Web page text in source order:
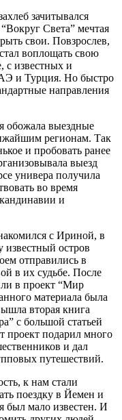
зачитывался
Света” мечтая
свои. Повзрослев,
воплощать свою
с известных и
и Турция. Но быстро
направления
обожала выездные
регионам. Так
и пробовать ранее
выезд
универа получила
во время
и
с Ириной, в
известный остров
отправились в
в их судьбе. После
в проект “Мир
материала была
вторая книга
с большой статьей
проект подарил много
и дал
путешествий.
к нам стали
поездку в Йемен и
был мало известен. И